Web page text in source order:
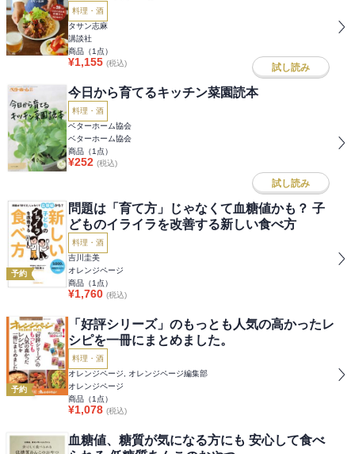
料理・酒
タサン志麻
講談社
商品（1 点）
¥1,155 (税込) 試し読み
今日から育てるキッチン菜園読本
料理・酒
ベターホーム協会
ベターホーム協会
商品（1 点）
¥252 (税込)
試し読み
予約
問題は「育て方」じゃなくて血糖値かも？ 子
どものイライラを改善する新しい食べ方
料理・酒
吉川圭美
オレンジページ
商品（1 点）
¥1,760 (税込)
予約
「好評シリーズ」のもっとも人気の高かったレ
シピを一冊にまとめました。
料理・酒
オレンジページ, オレンジページ編集部
オレンジページ
商品（1 点）
¥1,078 (税込)
血糖値、糖質が気になる方にも 安心して食べ